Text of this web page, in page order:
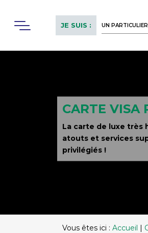
mainMenu JE SUIS : UN PARTICULIER
CARTE VISA
La carte de luxe très
atouts et services
privilégiés !
Vous êtes ici : Accueil |